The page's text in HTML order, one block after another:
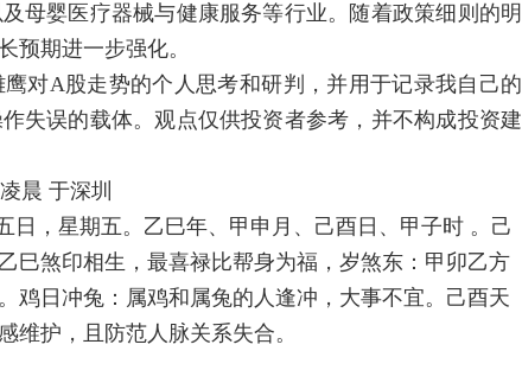
母婴医疗器械与健康服务等行业。随着政策细则的明
预期进一步强化。
A股走势的个人思考和研判，并用于记录我自己的
失误的载体。观点仅供投资者参考，并不构成投资建
于深圳
日，星期五。乙巳年、甲申月、己酉日、甲子时 。己
巳煞印相生，最喜禄比帮身为福，岁煞东：甲卯乙方
鸡日冲兔：属鸡和属兔的人逢冲，大事不宜。己酉天
维护，且防范人脉关系失合。